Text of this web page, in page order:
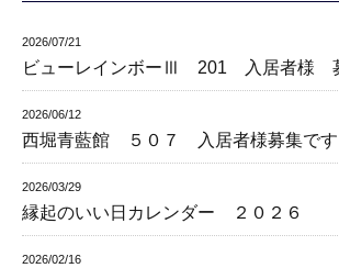
2026/07/21
ビューレインボーⅢ 201 入居者様
2026/06/12
西堀青藍館 ５０７ 入居者様募集です
2026/03/29
縁起のいい日カレンダー ２０２６
2026/02/16